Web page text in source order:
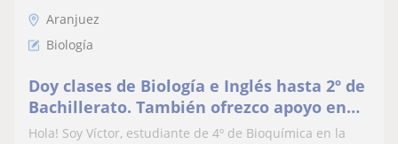
Aranjuez
Biología
Doy clases de Biología e Inglés hasta 2º de
Bachillerato. También ofrezco apoyo en
cualquier asignatura de la ESO
Hola! Soy Víctor, estudiante de 4º de Bioquímica en la